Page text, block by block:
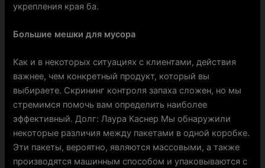
укрепления края ба.
Большие мешки для мусора
Как и в некоторых ситуациях с клиентами, действия
важнее, чем конкретный продукт, который вы
выбираете. Скрининг контроля запаха сложен, но мы
стремимся помочь вам определить наиболее
эффективный. Долг: Лаура Каснер Мы обнаружили
некоторые различия между пакетами в одной коробке.
Эти пакеты, вероятно, являются массовыми, а также
производятся машинным способом и упаковываются с